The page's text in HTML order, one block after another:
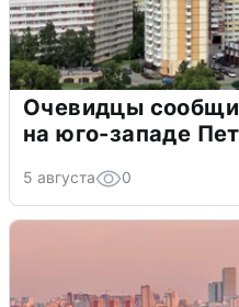
Очевидцы
на юго-западе
5 августа 0